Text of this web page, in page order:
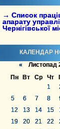
→ Список
апарату
Чернігівської
КАЛЕНДАР
« Листопад
Пн
Вт Ср Чт
1
5
6 7 8
12
13 14 15
19
20 21 22